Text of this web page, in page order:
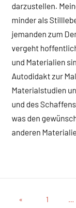
darzustellen.
minder als
jemanden zum
vergeht
und Materialien
Autodidakt zur
Materialstudien
und des
was den
anderen
« Vorherige1